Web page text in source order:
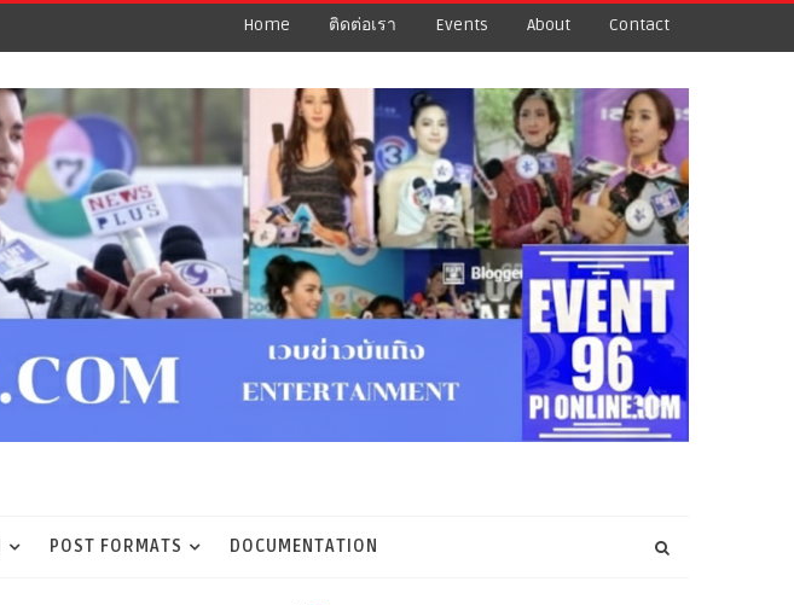
Home ติดต่อเรา Events About Contact
POST FORMATS DOCUMENTATION